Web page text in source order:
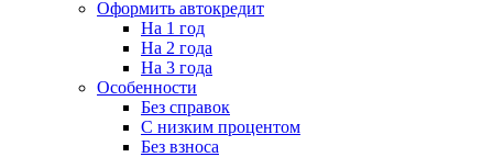
Оформить автокредит
На 1 год
На 2 года
На 3 года
Особенности
Без справок
С низким процентом
Без взноса